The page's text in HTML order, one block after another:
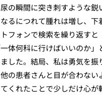
の瞬間に突き刺すような
るにつれて腫れは増し、
フォンで検索を繰り返す
体何科に行けばいいのか
した。結局、私は勇気を
の患者さんと目が合わな
くれたことで少しだけ心